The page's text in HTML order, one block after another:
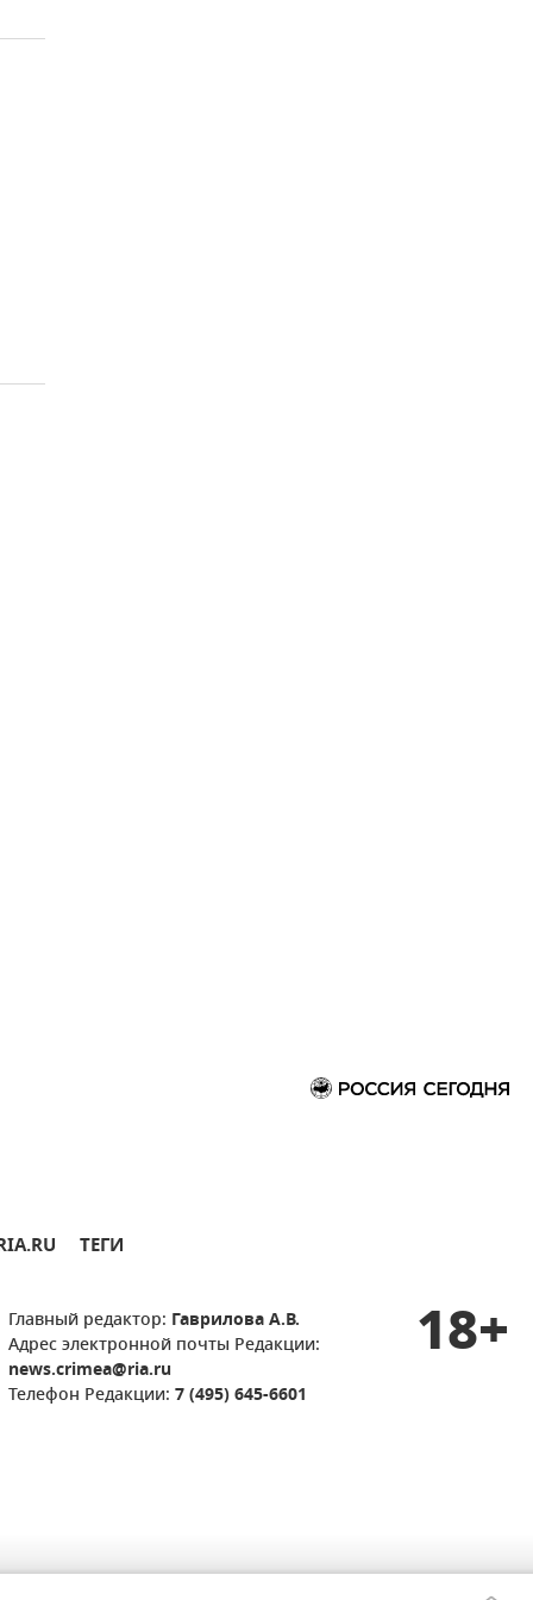
ТЕГИ
Главный редактор: Гаврилова А.В.
Адрес электронной почты Редакции:
news.crimea@ria.ru
Телефон Редакции: 7 (495) 645-6601
18+